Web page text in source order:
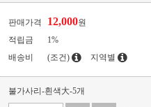
판매가격 12,000원
적립금
1%
배송비
(조건) 지역별
불가사리-흰색大-5개